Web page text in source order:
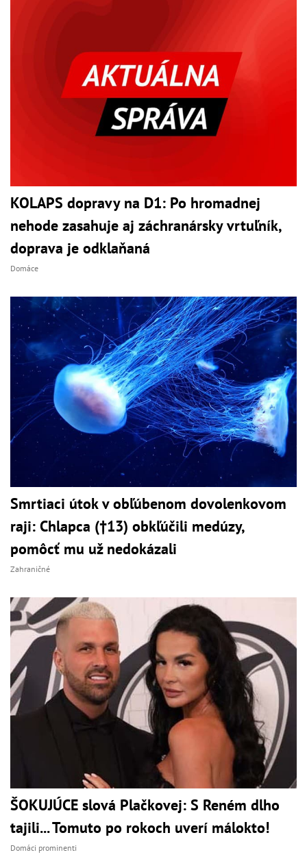
KOLAPS dopravy na D1: Po hromadnej
nehode zasahuje aj záchranársky vrtuľník,
doprava je odklaňaná
Domáce
Smrtiaci útok v obľúbenom dovolenkovom
raji: Chlapca (†13) obkľúčili medúzy,
pomôcť mu už nedokázali
Zahraničné
ŠOKUJÚCE slová Plačkovej: S Reném dlho
tajili... Tomuto po rokoch uverí málokto!
Domáci prominenti